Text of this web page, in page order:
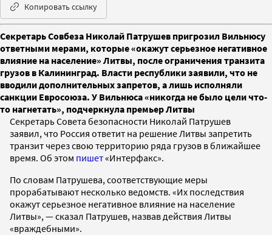
Копировать ссылку
Секретарь Совбеза Николай Патрушев пригрозил Вильнюсу
ответными мерами, которые «окажут серьезное негативное
влияние на население» Литвы, после ограничения транзита
грузов в Калининград. Власти республики заявили, что не
вводили дополнительных запретов, а лишь исполняли
санкции Евросоюза. У Вильнюса «никогда не было цели что-
то нагнетать», подчеркнула премьер Литвы
Секретарь Совета безопасности Николай Патрушев
заявил, что Россия ответит на решение Литвы запретить
транзит через свою территорию ряда грузов в ближайшее
время. Об этом пишет«Интерфакс».
По словам Патрушева, соответствующие меры
прорабатывают несколько ведомств. «Их последствия
окажут серьезное негативное влияние на население
Литвы», — сказал Патрушев, назвав действия Литвы
«враждебными».